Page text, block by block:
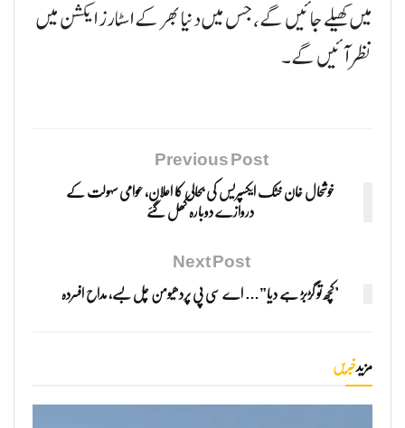
میں کھیلے جائیں گے، جس میں دنیا بھر کے اسٹارز ایکشن میں
نظر آئیں گے۔
Previous Post
خوشحال خان خٹک ایکسپریس کی بحالی کا اعلان، عوامی سہولت کے
دروازے دوبارہ کھل گئے
Next Post
"کچھ تو گڑبڑ ہے دیا”… اے سی پی پردھیومن چل بسے، مداح افسردہ
مزیدخبریں